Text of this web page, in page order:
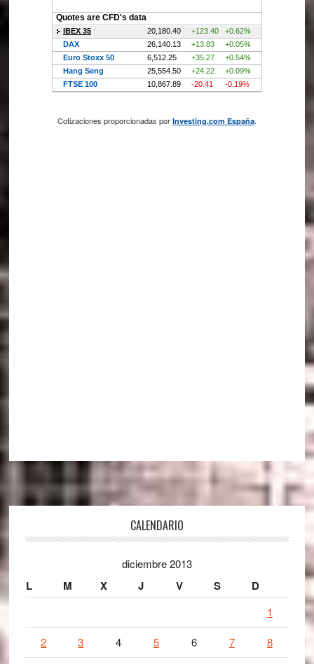
Cotizaciones proporcionadas por Investing.com España.
CALENDARIO
diciembre 2013
L M X J V S D
1
2 3 4 5 6 7 8